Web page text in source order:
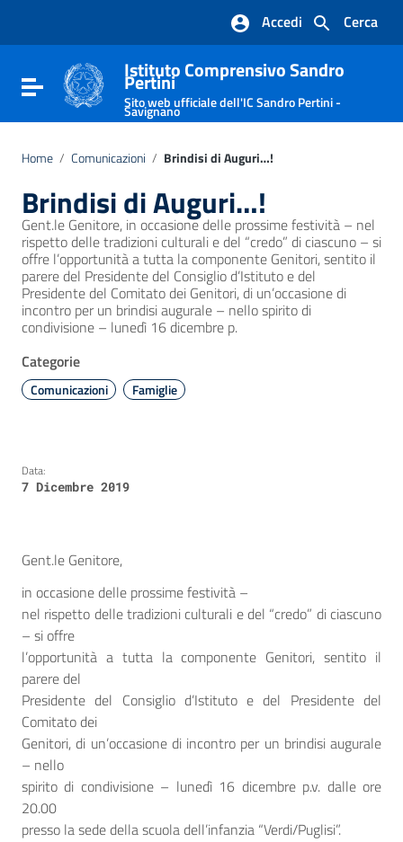
Vai al footer
Cerca
Accedi
Attiva / disattiva la navigazione
Istituto Comprensivo Sandro
Pertini
Sito web ufficiale dell'IC Sandro Pertini -
Savignano
Home / Comunicazioni / Brindisi di Auguri…!
Brindisi di Auguri…!
Gent.le Genitore, in occasione delle prossime festività – nel
rispetto delle tradizioni culturali e del “credo” di ciascuno – si
offre l’opportunità a tutta la componente Genitori, sentito il
parere del Presidente del Consiglio d’Istituto e del
Presidente del Comitato dei Genitori, di un’occasione di
incontro per un brindisi augurale – nello spirito di
condivisione – lunedì 16 dicembre p.
Categorie
Comunicazioni Famiglie
Data:
7 Dicembre 2019
Gent.le Genitore,
in occasione delle prossime festività –
nel rispetto delle tradizioni culturali e del “credo” di ciascuno
– si offre
l’opportunità a tutta la componente Genitori, sentito il
parere del
Presidente del Consiglio d’Istituto e del Presidente del
Comitato dei
Genitori, di un’occasione di incontro per un brindisi augurale
– nello
spirito di condivisione – lunedì 16 dicembre p.v. dalle ore
20.00
presso la sede della scuola dell’infanzia “Verdi/Puglisi”.